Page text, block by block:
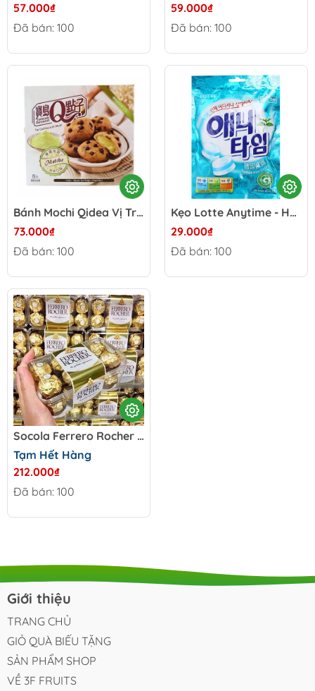
57.000₫
Đã bán: 100
59.000₫
Đã bán: 100
Bánh Mochi Qidea Vị Trà Xanh - Đài Loan hộp 210g
73.000₫
Đã bán: 100
Kẹo Lotte Anytime - Hàn Quốc gói 60g
29.000₫
Đã bán: 100
Socola Ferrero Rocher - Italia hộp 200 g
Tạm Hết Hàng
212.000₫
Đã bán: 100
Giới thiệu
TRANG CHỦ
GIỎ QUÀ BIẾU TẶNG
SẢN PHẨM SHOP
VỀ 3F FRUITS